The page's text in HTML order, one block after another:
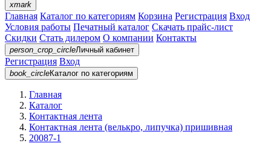
xmark
Главная Каталог по категориям Корзина Регистрация Вход
Условия работы Печатный каталог Скачать прайс-лист
Скидки Стать дилером О компании Контакты
person_crop_circleЛичный кабинет
Регистрация Вход
book_circleКаталог по категориям
Главная
Каталог
Контактная лента
Контактная лента (велькро, липучка) пришивная
20087-1